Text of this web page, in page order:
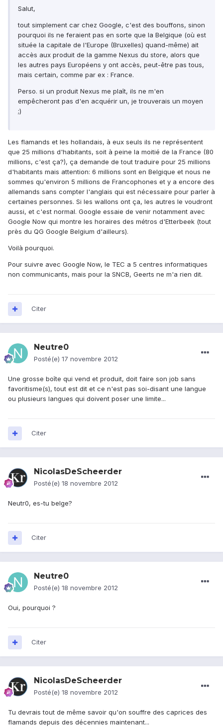
Salut,
tout simplement car chez Google, c'est des bouffons, sinon
pourquoi ils ne feraient pas en sorte que la Belgique (où est
située la capitale de l'Europe (Bruxelles) quand-même) ait
accès aux produit de la gamme Nexus du store, alors que
les autres pays Européens y ont accès, peut-être pas tous,
mais certain, comme par ex : France.
Perso. si un produit Nexus me plaît, ils ne m'en
empêcheront pas d'en acquérir un, je trouverais un moyen
;)
Les flamands et les hollandais, à eux seuls ils ne représentent
que 25 millions d'habitants, soit à peine la moitié de la France (80
millions, c'est ça?), ça demande de tout traduire pour 25 millions
d'habitants mais attention: 6 millions sont en Belgique et nous ne
sommes qu'environ 5 millions de Francophones et y a encore des
allemands sans compter l'anglais qui est nécessaire pour parler à
certaines personnes. Si les wallons ont ça, les autres le voudront
aussi, et c'est normal. Google essaie de venir notamment avec
Google Now qui montre les horaires des métros d'Etterbeek (tout
près du QG Google Belgium d'ailleurs).
Voilà pourquoi.
Pour suivre avec Google Now, le TEC a 5 centres informatiques
non communicants, mais pour la SNCB, Geerts ne m'a rien dit.
Citer
Neutre0
Posté(e) 17 novembre 2012
Une grosse boîte qui vend et produit, doit faire son job sans
favoritisme(s), tout est dit et ce n'est pas soi-disant une langue
ou plusieurs langues qui doivent poser une limite...
Citer
NicolasDeScheerder
Posté(e) 18 novembre 2012
Neutr0, es-tu belge?
Citer
Neutre0
Posté(e) 18 novembre 2012
Oui, pourquoi ?
Citer
NicolasDeScheerder
Posté(e) 18 novembre 2012
Tu devrais tout de même savoir qu'on souffre des caprices des
flamands depuis des décennies maintenant...